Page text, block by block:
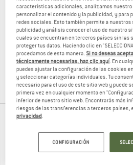
SCARPA
Kid's Piki J
Pies de gato
59,95 €53,96 €
4,5(10)
PRODUCTOS TOP DE TUS
características adicionales, analizamos
personalizar el contenido y la publicidad, y para
redes sociales. Esto también permite a nuestros
publicidad y análisis conocer el uso de nuestro
cuales se encuentran en terceros países sin las
proteger tus datos. Haciendo clic en
procedamos de esta manera.Si no deseas
técnicamente necesarias, haz clic aquí. En
puedes ajustar la configuración de las cookies en
y seleccionar categorías individuales. Tu
necesario para el uso de este sitio web y puede
primera vez en cualquier momento en
inferior de nuestro sitio web. Encontrarás más
riesgos de las transferencias a terceros países,
privacidad
CONFIGURACIÓN